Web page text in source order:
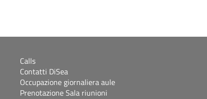
Calls
Contatti DiSea
Occupazione giornaliera aule
Prenotazione Sala riunioni